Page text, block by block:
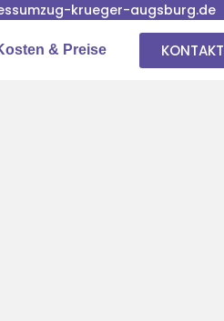
krueger-augsburg.de
& Preise KONTAKT